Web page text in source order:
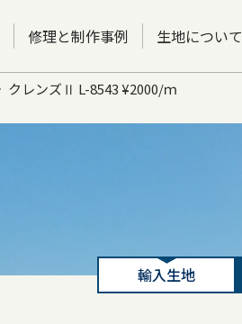
修理と制作事例 生地について
クレンズⅡ L-8543 ¥2000/ｍ
輸入生地